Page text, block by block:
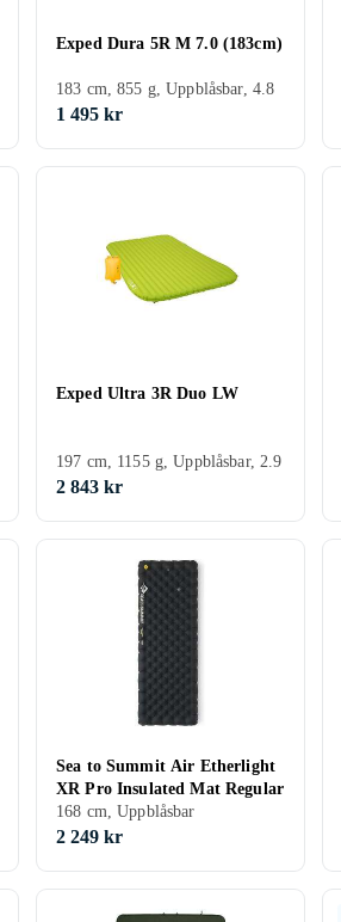
Exped Dura 5R M 7.0 (183cm)
183 cm, 855 g, Uppblåsbar, 4.8
1 495 kr
Exped Ultra 3R Duo LW
197 cm, 1155 g, Uppblåsbar, 2.9
2 843 kr
Sea to Summit Air Etherlight
XR Pro Insulated Mat Regular
168 cm, Uppblåsbar
2 249 kr